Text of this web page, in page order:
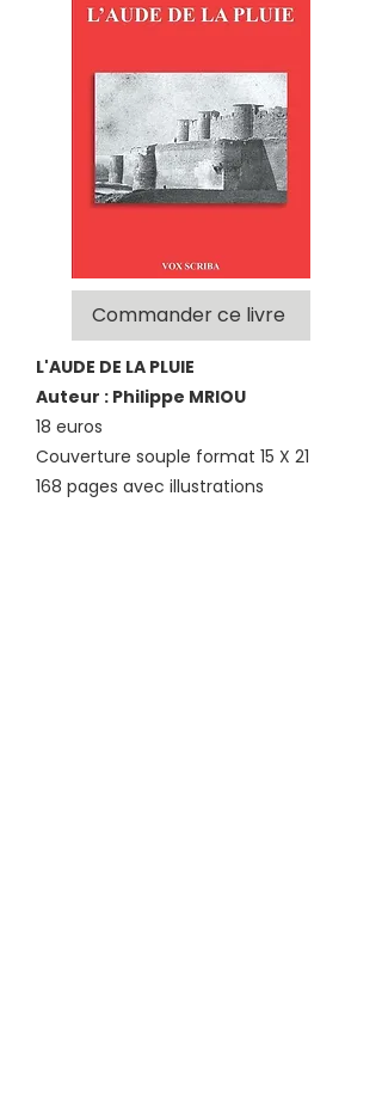
Commander ce livre
L'AUDE DE LA PLUIE
Auteur : Philippe MRIOU
18 euros
Couverture souple format 15 X 21
168 pages avec illustrations